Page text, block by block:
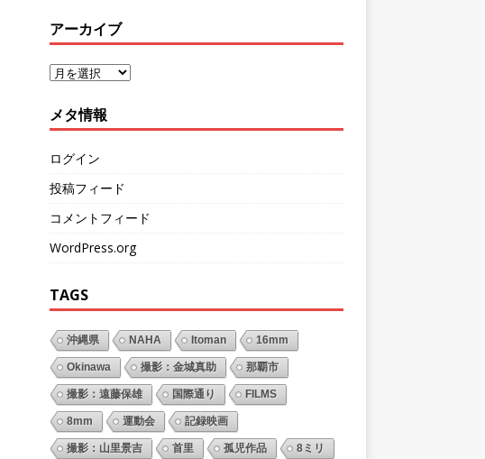
アーカイブ
メタ情報
ログイン
投稿フィード
コメントフィード
WordPress.org
TAGS
沖縄県 NAHA Itoman 16mm
Okinawa 撮影：金城真助 那覇市
撮影：遠藤保雄 国際通り FILMS
8mm 運動会 記録映画
撮影：山里景吉 首里 孤児作品 8ミリ